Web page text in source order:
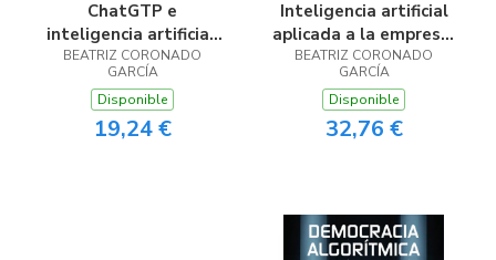
ChatGTP e
inteligencia artificial.
IFCT0049.
BEATRIZ CORONADO
GARCÍA
Disponible
19,24 €
Inteligencia artificial
aplicada a la empresa.
IFCT0019.
BEATRIZ CORONADO
GARCÍA
Disponible
32,76 €